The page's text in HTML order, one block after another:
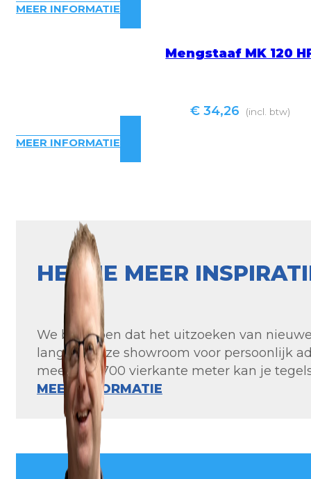
MEER INFORMATIE
Mengstaaf MK 120
€34,26 (incl. btw)
MEER INFORMATIE
HEB JE MEER
We begrijpen dat het uitzoeken van
langs in onze showroom voor persoonlijk
meer dan 700 vierkante meter kan je
MEER INFORMATIE